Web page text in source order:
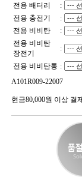
전용 배터리
:
전용 충전기
:
전용 비비탄
:
전용 비비탄
장전기
:
전용 비비탄통 :
A101R009-22007
현금80,000원 이상 결